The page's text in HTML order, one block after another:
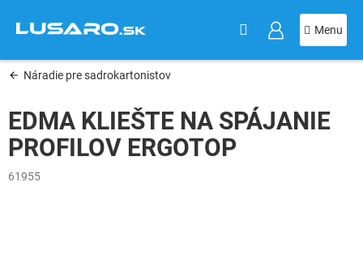
obsah
Náradie pre sadrokartonistov
EDMA KLIEŠTE NA SPÁJANIE
PROFILOV ERGOTOP
61955